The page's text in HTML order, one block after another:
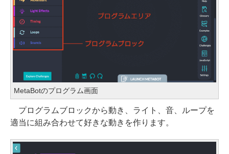
MetaBotのプログラム画面
プログラムブロックから動き、ライト、音、ループを
適当に組み合わせて好きな動きを作ります。